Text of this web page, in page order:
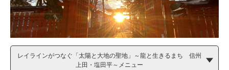
レイラインがつなぐ「太陽と大地の聖地」～龍と生きるまち 信州
上田・塩田平～メニュー